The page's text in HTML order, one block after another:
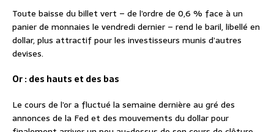
Toute baisse du billet vert – de l’ordre de 0,6 % face à un
panier de monnaies le vendredi dernier – rend le baril, libellé en
dollar, plus attractif pour les investisseurs munis d’autres
devises.
Or : des hauts et des bas
Le cours de l’or a fluctué la semaine dernière au gré des
annonces de la Fed et des mouvements du dollar pour